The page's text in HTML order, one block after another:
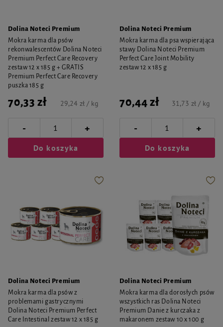
Dolina Noteci Premium
Mokra karma dla psów
rekonwalescentów Dolina Noteci
Premium Perfect Care Recovery
zestaw 12 x 185 g + GRATIS
Premium Perfect Care Recovery
puszka 185 g
70,33 zł 29,24 zł / kg
- +
Do koszyka
Dolina Noteci Premium
Mokra karma dla psa wspierająca
stawy Dolina Noteci Premium
Perfect Care Joint Mobility
zestaw 12 x 185 g
70,44 zł 31,73 zł / kg
- +
Do koszyka
Dolina Noteci Premium
Mokra karma dla psów z
problemami gastrycznymi
Dolina Noteci Premium Perfect
Care Intestinal zestaw 12 x 185 g
Dolina Noteci Premium
Mokra karma dla dorosłych psów
wszystkich ras Dolina Noteci
Premium Danie z kurczaka z
makaronem zestaw 10 x 100 g